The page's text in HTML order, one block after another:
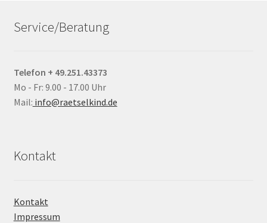
Service/Beratung
Telefon + 49.251.43373
Mo - Fr: 9.00 - 17.00 Uhr
Mail: info@raetselkind.de
Kontakt
Kontakt
Impressum